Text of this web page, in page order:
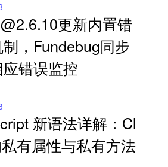
更新内置错
，Fundebug同步
错误监控
新语法详解：Cl
有属性与私有方法